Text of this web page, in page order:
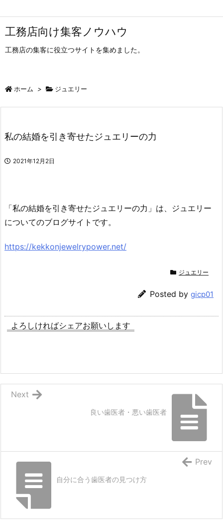
工務店向け集客ノウハウ
工務店の集客に役立つサイトを集めました。
ホーム > ジュエリー
私の結婚を引き寄せたジュエリーの力
2021年12月2日
「私の結婚を引き寄せたジュエリーの力」は、ジュエリー
についてのブログサイトです。
https://kekkonjewelrypower.net/
ジュエリー
Posted by gicp01
よろしければシェアお願いします
良い歯医者・悪い歯医者
Next
自分に合う歯医者の見つけ方
Prev